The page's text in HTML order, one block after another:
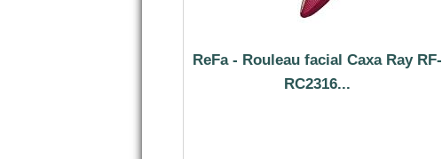
ReFa - Rouleau facial Caxa Ray RF-
RC2316...